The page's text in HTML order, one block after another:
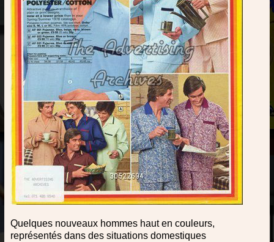
Quelques nouveaux hommes haut en couleurs,
représentés dans des situations domestiques